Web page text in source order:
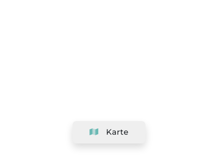
Karte